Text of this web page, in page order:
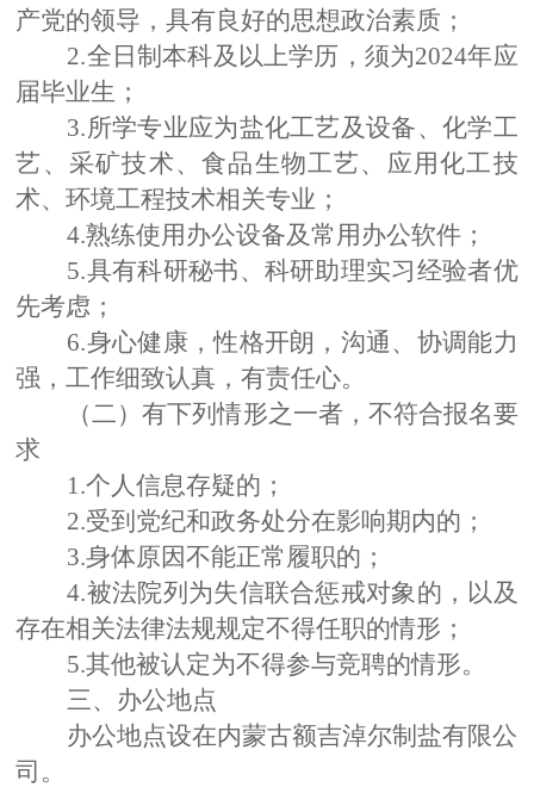
产党的领导，具有良好的思想政治素质；
2.全日制本科及以上学历，须为2024年应
届毕业生；
3.所学专业应为盐化工艺及设备、化学工
艺、采矿技术、食品生物工艺、应用化工技
术、环境工程技术相关专业；
4.熟练使用办公设备及常用办公软件；
5.具有科研秘书、科研助理实习经验者优
先考虑；
6.身心健康，性格开朗，沟通、协调能力
强，工作细致认真，有责任心。
（二）有下列情形之一者， 不符合报名要
求
1.个人信息存疑的；
2.受到党纪和政务处分在影响期内的；
3.身体原因不能正常履职的；
4.被法院列为失信联合惩戒对象的，以及
存在相关法律法规规定不得任职的情形；
5.其他被认定为不得参与竞聘的情形。
三、办公地点
办公地点设在内蒙古额吉淖尔制盐有限公
司。